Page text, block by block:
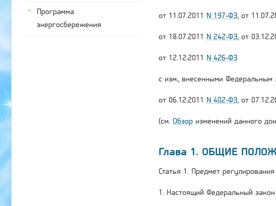
Программа
энергосбережения
от 11.07.2011 N 197-ФЗ, от
от 18.07.2011 N 242-ФЗ, от
от 12.12.2011 N 426-ФЗ
с изм., внесенными Федеральным
от 06.12.2011 N 402-ФЗ, от
(см. Обзор изменений данного
Глава 1. ОБЩИЕ
Статья 1. Предмет
1. Настоящий Федеральный